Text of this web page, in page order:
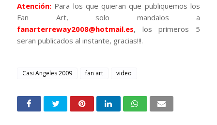
Atención: Para los que quieran que publiquemos los
Fan Art, solo mandalos a
fanarterreway2008@hotmail.es, los primeros 5
seran publicados al instante, gracias!!!.
Casi Angeles 2009 fan art video